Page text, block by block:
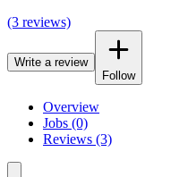
(3 reviews)
Write a review
Follow
Overview
Jobs (0)
Reviews (3)